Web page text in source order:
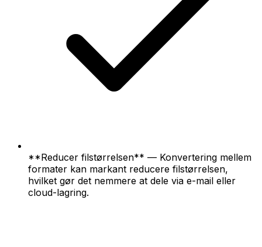
**Reducer filstørrelsen** — Konvertering mellem
formater kan markant reducere filstørrelsen,
hvilket gør det nemmere at dele via e-mail eller
cloud-lagring.